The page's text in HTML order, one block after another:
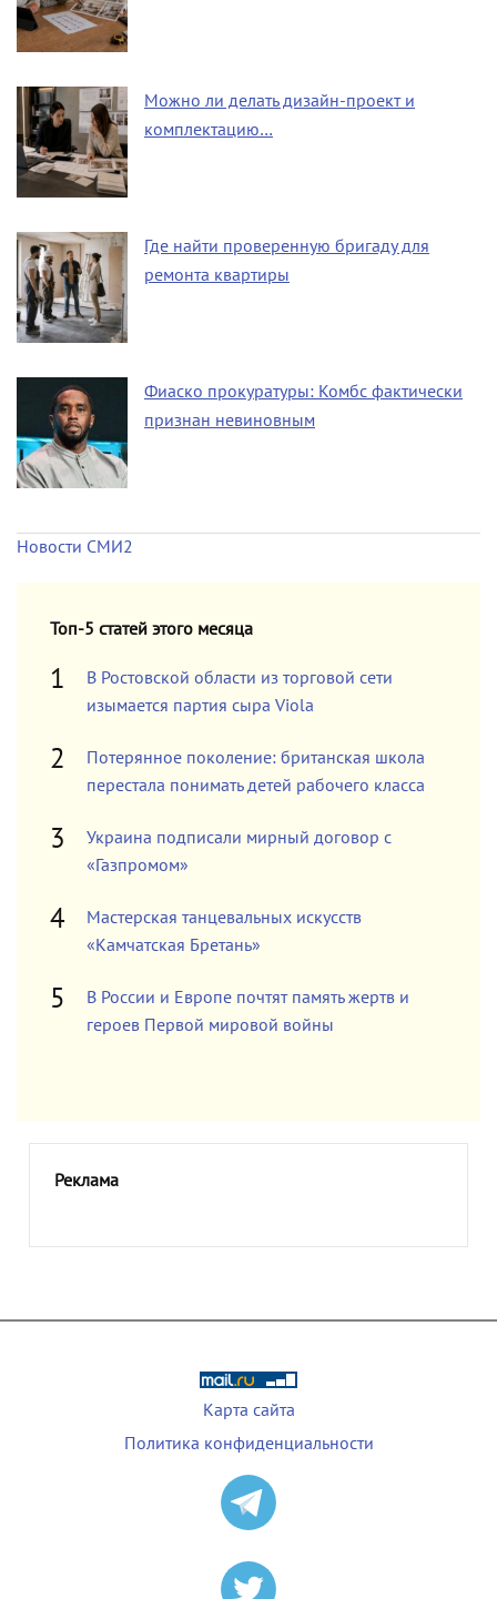
Можно ли делать дизайн-проект и
комплектацию…
Где найти проверенную бригаду для
ремонта квартиры
Фиаско прокуратуры: Комбс фактически
признан невиновным
Новости СМИ2
Топ-5 статей этого месяца
В Ростовской области из торговой сети
изымается партия сыра Viola
Потерянное поколение: британская школа
перестала понимать детей рабочего класса
Украина подписали мирный договор с
«Газпромом»
Мастерская танцевальных искусств
«Камчатская Бретань»
В России и Европе почтят память жертв и
героев Первой мировой войны
Реклама
Карта сайта
Политика конфиденциальности